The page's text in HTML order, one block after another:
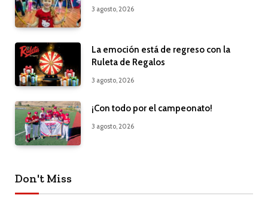
3 agosto, 2026
La emoción está de regreso con la
Ruleta de Regalos
3 agosto, 2026
¡Con todo por el campeonato!
3 agosto, 2026
Don't Miss